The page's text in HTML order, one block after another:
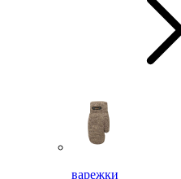
варежки